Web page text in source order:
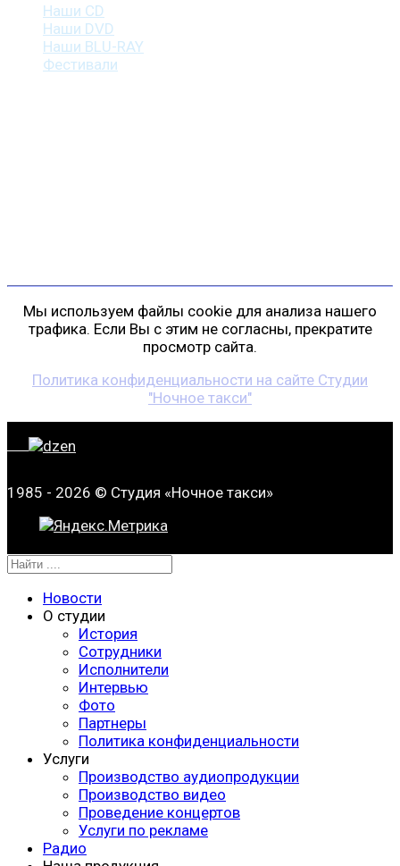
Наши CD
Наши DVD
Наши BLU-RAY
Фестивали
Мы используем файлы cookie для анализа нашего
трафика. Если Вы с этим не согласны, прекратите
просмотр сайта.
Политика конфиденциальности на сайте Студии
"Ночное такси"
1985 - 2026 © Студия «Ночное такси»
Новости
О студии
История
Сотрудники
Исполнители
Интервью
Фото
Партнеры
Политика конфиденциальности
Услуги
Производство аудиопродукции
Производство видео
Проведение концертов
Услуги по рекламе
Радио